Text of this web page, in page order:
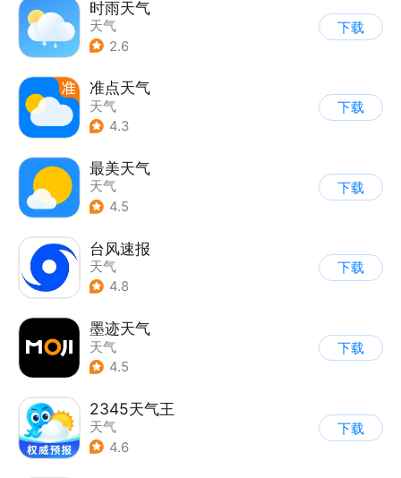
时雨天气
天气
2.6
下载
准点天气
天气
4.3
下载
最美天气
天气
4.5
下载
台风速报
天气
4.8
下载
墨迹天气
天气
4.5
下载
2345天气王
天气
4.6
下载